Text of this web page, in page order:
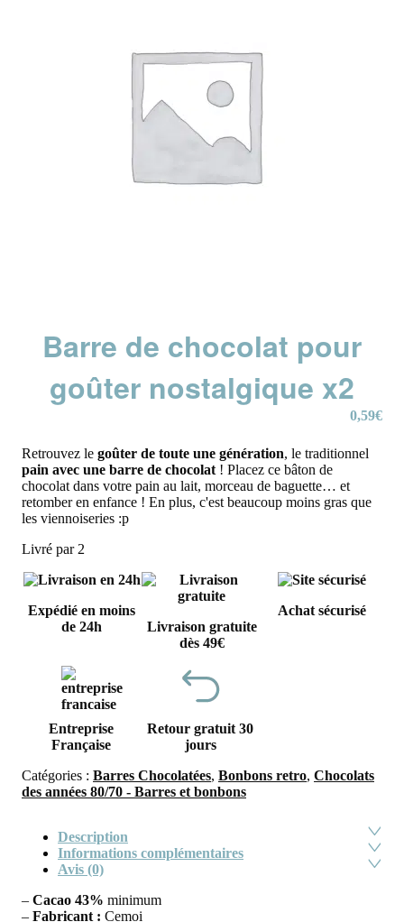
Barre de chocolat pour
goûter nostalgique x2
0,59€
Retrouvez le goûter de toute une génération, le traditionnel
pain avec une barre de chocolat ! Placez ce bâton de
chocolat dans votre pain au lait, morceau de baguette… et
retomber en enfance ! En plus, c'est beaucoup moins gras que
les viennoiseries :p
Livré par 2
Expédié en moins
de 24h
Livraison gratuite
dès 49€
Achat sécurisé
Entreprise
Française
Retour gratuit 30
jours
Catégories : Barres Chocolatées, Bonbons retro, Chocolats
des années 80/70 - Barres et bonbons
Description
Informations complémentaires
Avis (0)
– Cacao 43% minimum
– Fabricant : Cemoi